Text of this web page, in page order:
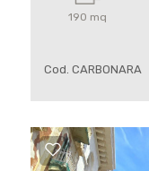
190 mq
Cod. CARBONARA
Totale